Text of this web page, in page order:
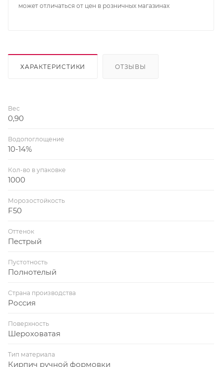
может отличаться от цен в розничных магазинах
ХАРАКТЕРИСТИКИ ОТЗЫВЫ
Вес
0,90
Водопоглощение
10-14%
Кол-во в упаковке
1000
Морозостойкость
F50
Оттенок
Пестрый
Пустотность
Полнотелый
Страна производства
Россия
Поверхность
Шероховатая
Тип материала
Кирпич ручной формовки